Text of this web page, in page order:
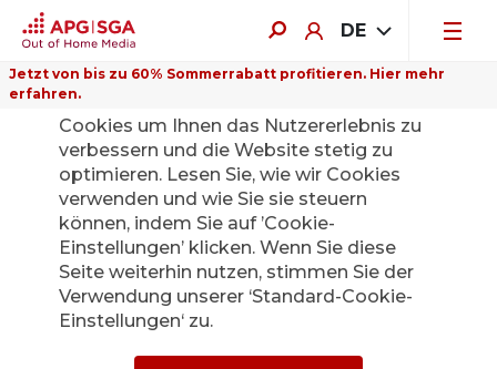
DE
Jetzt von bis zu 60% Sommerrabatt profitieren. Hier mehr
erfahren.
Ja, ich interessiere mich
für MegaPoster und bitte
um Kontaktaufnahme
Auf dieser Website verwenden wir
Cookies um Ihnen das Nutzererlebnis zu
verbessern und die Website stetig zu
optimieren. Lesen Sie, wie wir Cookies
verwenden und wie Sie sie steuern
können, indem Sie auf ’Cookie-
Einstellungen’ klicken. Wenn Sie diese
Seite weiterhin nutzen, stimmen Sie der
Verwendung unserer ‘Standard-Cookie-
Einstellungen‘ zu.